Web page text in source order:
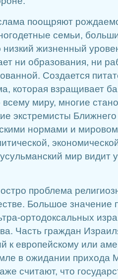
поощряют
семьи,
жизненный
ни образования, ни
Создается
которая взращивает
миру, многие
экстремисты
нормами и мировом
мир видит
проблема
Большое значение
ортодоксальных
Часть граждан
к европейскому или
в ожидании прихода
считают, что